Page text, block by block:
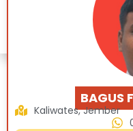
BAGUS
Kaliwates, Jember